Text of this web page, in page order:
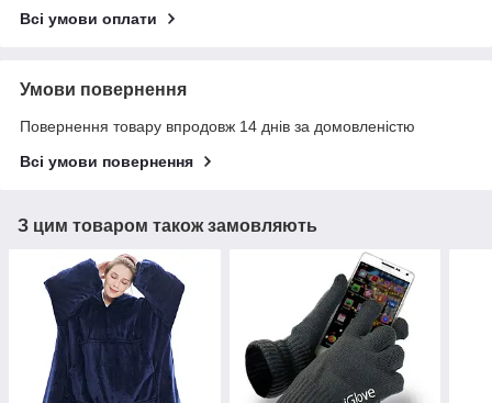
Всі умови оплати
Умови повернення
Повернення товару впродовж 14 днів за домовленістю
Всі умови повернення
З цим товаром також замовляють